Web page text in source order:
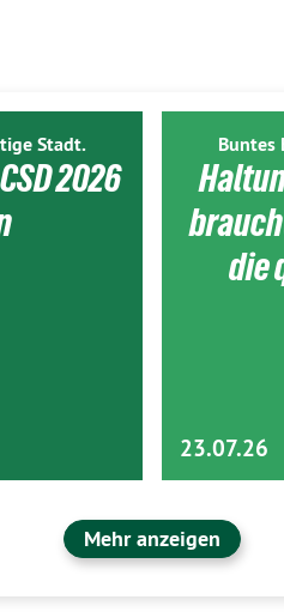
Stadt.
2026
Buntes
die
23.07.26
Mehr anzeigen